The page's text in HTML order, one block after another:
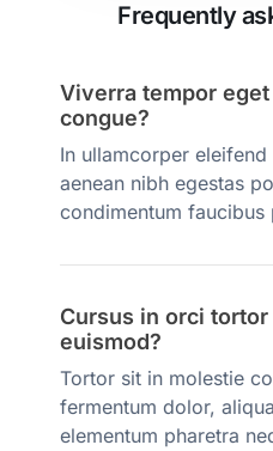
Frequently
Viverra tempor
congue?
In ullamcorper
aenean nibh egestas
condimentum faucibus
Cursus in orci
euismod?
Tortor sit in molestie
fermentum dolor,
elementum pharetra